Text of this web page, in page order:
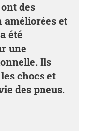
des
améliorées et
été
une
Ils
chocs et
des pneus.